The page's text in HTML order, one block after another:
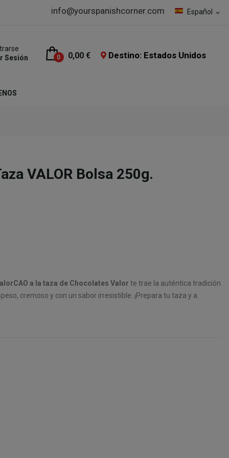
Español expand_more
info@yourspanishcorner.com
Sesión
0 0,00 € Destino: Estados Unidos
VALOR Bolsa 250g.
a la taza de Chocolates Valor te trae la auténtica tradición
cremoso y con un sabor irresistible. ¡Prepara tu taza y a